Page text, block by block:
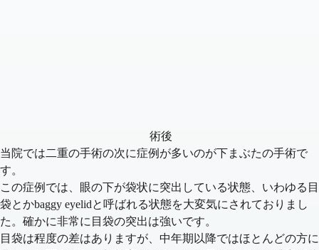
術後
当院では二重の手術の次に症例が多いのが下まぶたの手術で
す。
この症例では、眼の下が袋状に突出している状態、いわゆる目
袋とかbaggy eyelidと呼ばれる状態を大変気にされておりまし
た。確かに非常に目袋の突出は強いです。
目袋は程度の差はありますが、中年期以降ではほとんどの方に